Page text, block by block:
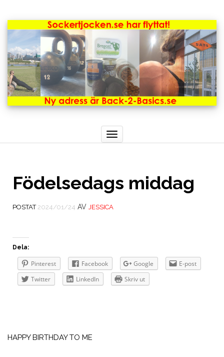
Toggle
navigation
Födelsedags middag
POSTAT 2024/01/24 AV JESSICA
Dela:
Pinterest Facebook Google
E-post
Twitter
LinkedIn Skriv ut
HAPPY BIRTHDAY TO ME